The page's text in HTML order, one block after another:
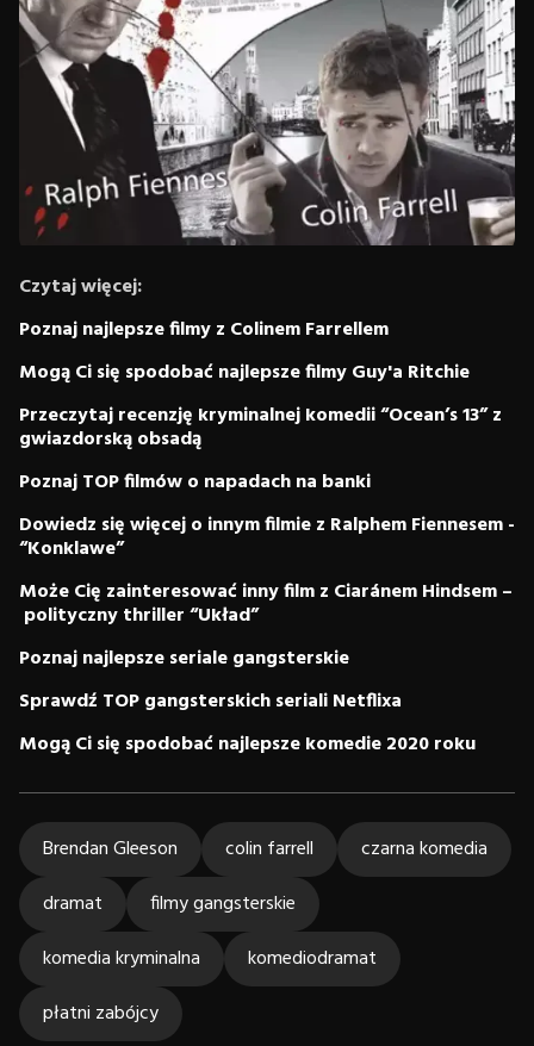
Czytaj więcej:
Poznaj najlepsze filmy z Colinem Farrellem
Mogą Ci się spodobać najlepsze filmy Guy'a Ritchie
Przeczytaj recenzję kryminalnej komedii “Ocean’s 13” z
gwiazdorską obsadą
Poznaj TOP filmów o napadach na banki
Dowiedz się więcej o innym filmie z Ralphem Fiennesem -
“Konklawe”
Może Cię zainteresować inny film z Ciaránem Hindsem –
polityczny thriller “Układ”
Poznaj najlepsze seriale gangsterskie
Sprawdź TOP gangsterskich seriali Netflixa
Mogą Ci się spodobać najlepsze komedie 2020 roku
Brendan Gleeson colin farrell
czarna komedia
dramat
filmy gangsterskie
komedia kryminalna
komediodramat
płatni zabójcy